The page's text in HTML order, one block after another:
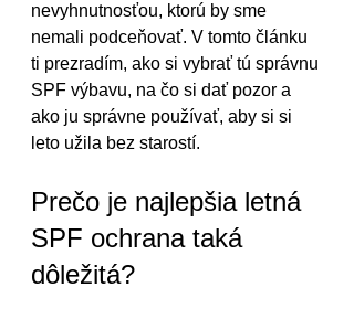
nevyhnutnosťou, ktorú by sme
nemali podceňovať. V tomto článku
ti prezradím, ako si vybrať tú správnu
SPF výbavu, na čo si dať pozor a
ako ju správne používať, aby si si
leto užila bez starostí.
Prečo je najlepšia letná
SPF ochrana taká
dôležitá?